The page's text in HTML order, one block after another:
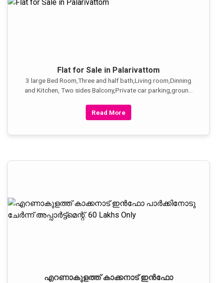
Flat for Sale in Palarivattom
3 large Bed Room,Three and half bath,Living room,Dinning
and Kitchen, Two sides Balcony,Private car parking,ground
com service and security service. Near Kaloor
stadium,Metro,Bus stand and all kind of shopping centers
Read More
എറണാകുളത്ത് കാക്കനാട് ഇന്‍ഫോ